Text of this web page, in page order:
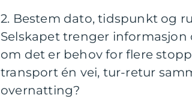
2. Bestem dato, tidspunkt og
Selskapet trenger
om det er behov for flere
transport én vei, tur-retur
overnatting?